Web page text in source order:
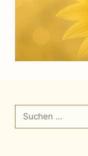
Suchen
nach: